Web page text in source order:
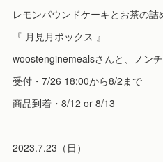
レモンパウンドケーキとお茶の詰
『 月見月ボックス 』
woostenginemealsさんと、ノン
受付・7/26 18:00から8/2まで
商品到着・8/12 or 8/13
2023.7.23（日）